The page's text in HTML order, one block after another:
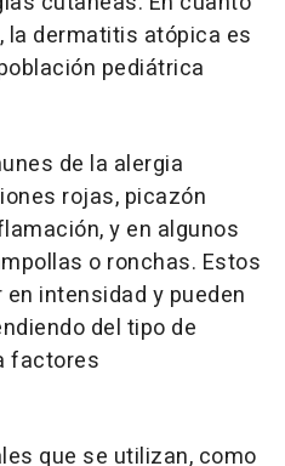
la dermatitis atópica es
pediátrica
de la alergia
rojas, picazón
y en algunos
o ronchas. Estos
intensidad y pueden
del tipo de
factores
que se utilizan, como